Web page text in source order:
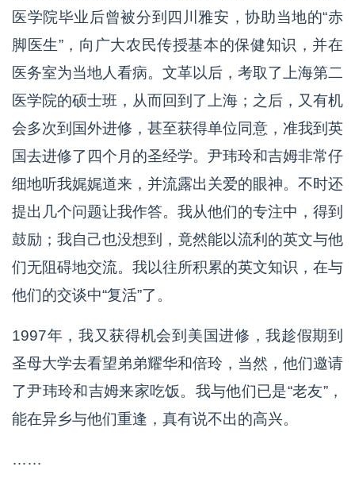
医学院毕业后曾被分到四川雅安，协助当地的“赤
脚医生”，向广大农民传授基本的保健知识，并在
医务室为当地人看病。文革以后，考取了上海第二
医学院的硕士班，从而回到了上海；之后，又有机
会多次到国外进修，甚至获得单位同意，准我到英
国去进修了四个月的圣经学。尹玮玲和吉姆非常仔
细地听我娓娓道来，并流露出关爱的眼神。不时还
提出几个问题让我作答。我从他们的专注中，得到
鼓励；我自己也没想到，竟然能以流利的英文与他
们无阻碍地交流。我以往所积累的英文知识，在与
他们的交谈中“复活”了。
1997年，我又获得机会到美国进修，我趁假期到
圣母大学去看望弟弟耀华和倍玲，当然，他们邀请
了尹玮玲和吉姆来家吃饭。我与他们已是“老友”，
能在异乡与他们重逢，真有说不出的高兴。
……